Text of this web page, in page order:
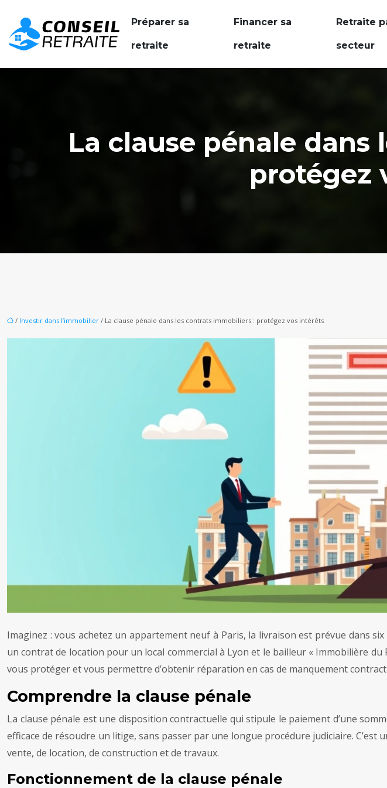
Préparer sa
retraite
Financer sa
retraite
Retraite
secteur
La clause pénale
protégez
/ Investir dans l’immobilier / La clause pénale dans les contrats immobiliers : protégez vos intérêts
Imaginez : vous achetez un appartement neuf à Paris, la livraison est prévue dans
un contrat de location pour un local commercial à Lyon et le bailleur « Immobilière
vous protéger et vous permettre d’obtenir réparation en cas de manquement
Comprendre la clause pénale
La clause pénale est une disposition contractuelle qui stipule le paiement d’une
efficace de résoudre un litige, sans passer par une longue procédure judiciaire.
vente, de location, de construction et de travaux.
Fonctionnement de la clause pénale